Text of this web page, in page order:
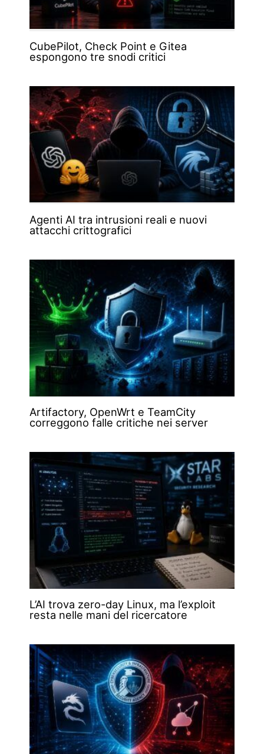
CubePilot, Check Point e Gitea
espongono tre snodi critici
Agenti AI tra intrusioni reali e nuovi
attacchi crittografici
Artifactory, OpenWrt e TeamCity
correggono falle critiche nei server
L’AI trova zero-day Linux, ma l’exploit
resta nelle mani del ricercatore